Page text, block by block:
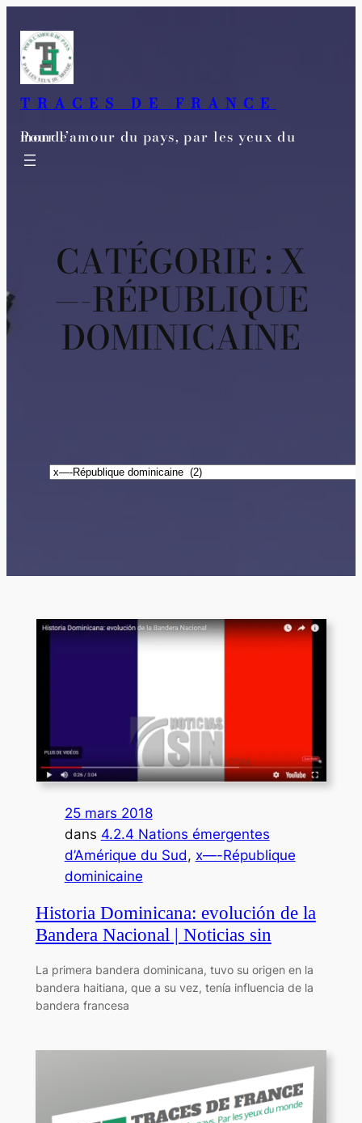
contenu
TRACES DE FRANCE
Pour l’amour du pays, par les yeux du monde
CATÉGORIE : X
—-RÉPUBLIQUE
DOMINICAINE
Catégories
25 mars 2018
dans 4.2.4 Nations émergentes
d’Amérique du Sud, x—-République
dominicaine
Historia Dominicana: evolución de la
Bandera Nacional | Noticias sin
La primera bandera dominicana, tuvo su origen en la
bandera haitiana, que a su vez, tenía influencia de la
bandera francesa